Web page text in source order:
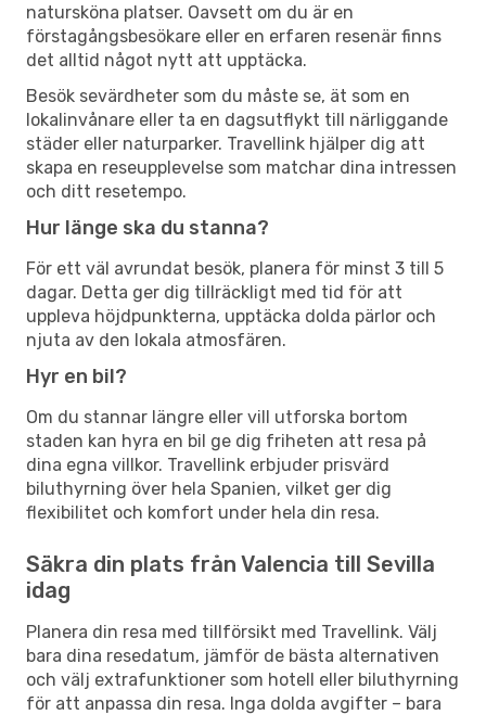
natursköna platser. Oavsett om du är en
förstagångsbesökare eller en erfaren resenär finns
det alltid något nytt att upptäcka.
Besök sevärdheter som du måste se, ät som en
lokalinvånare eller ta en dagsutflykt till närliggande
städer eller naturparker. Travellink hjälper dig att
skapa en reseupplevelse som matchar dina intressen
och ditt resetempo.
Hur länge ska du stanna?
För ett väl avrundat besök, planera för minst 3 till 5
dagar. Detta ger dig tillräckligt med tid för att
uppleva höjdpunkterna, upptäcka dolda pärlor och
njuta av den lokala atmosfären.
Hyr en bil?
Om du stannar längre eller vill utforska bortom
staden kan hyra en bil ge dig friheten att resa på
dina egna villkor. Travellink erbjuder prisvärd
biluthyrning över hela Spanien, vilket ger dig
flexibilitet och komfort under hela din resa.
Säkra din plats från Valencia till Sevilla
idag
Planera din resa med tillförsikt med Travellink. Välj
bara dina resedatum, jämför de bästa alternativen
och välj extrafunktioner som hotell eller biluthyrning
för att anpassa din resa. Inga dolda avgifter – bara